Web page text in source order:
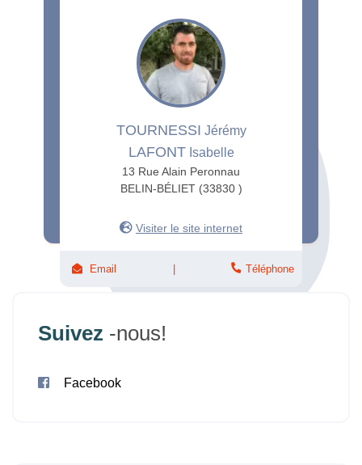
TOURNESSI Jérémy
LAFONTIsabelle
13 Rue Alain Peronnau
BELIN-BÉLIET (33830 )
Visiter le site internet
Email Téléphone
Suivez -nous!
Facebook